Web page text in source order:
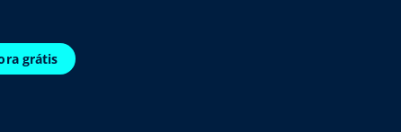
grátis